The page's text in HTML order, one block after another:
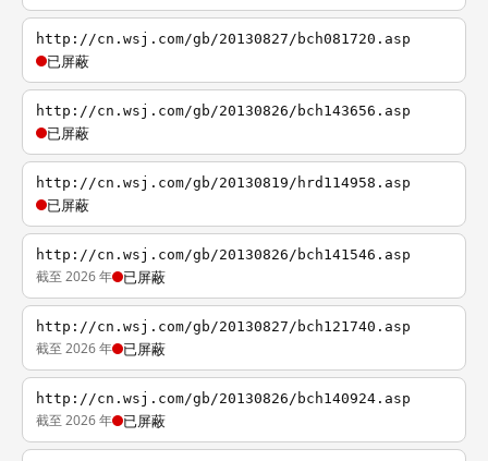
http://cn.wsj.com/gb/20130827/bch081720.asp
已屏蔽
http://cn.wsj.com/gb/20130826/bch143656.asp
已屏蔽
http://cn.wsj.com/gb/20130819/hrd114958.asp
已屏蔽
http://cn.wsj.com/gb/20130826/bch141546.asp
截至 2026 年 已屏蔽
http://cn.wsj.com/gb/20130827/bch121740.asp
截至 2026 年 已屏蔽
http://cn.wsj.com/gb/20130826/bch140924.asp
截至 2026 年 已屏蔽